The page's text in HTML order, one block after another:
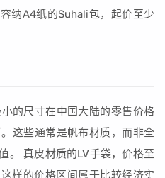
纳A4纸的Suhali包，起价至少
的尺寸在中国大陆的零售价格
这些通常是帆布材质，而非全
。 真皮材质的LV手袋，价格至
样的价格区间属于比较经济实